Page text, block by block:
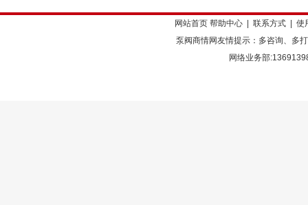
网站首页 帮助中心 联系方式
使
泵阀商情网友情提示：多咨询、多
网络业务部